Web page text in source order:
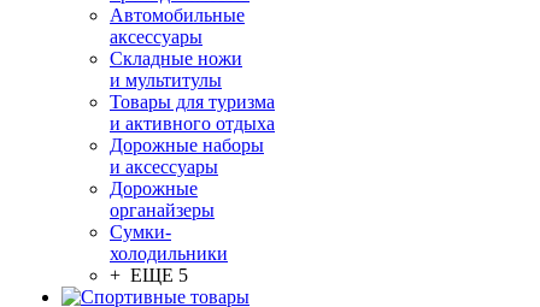
Автомобильные
аксессуары
Складные ножи
и мультитулы
Товары для туризма
и активного отдыха
Дорожные наборы
и аксессуары
Дорожные
органайзеры
Сумки-
холодильники
+ ЕЩЕ 5